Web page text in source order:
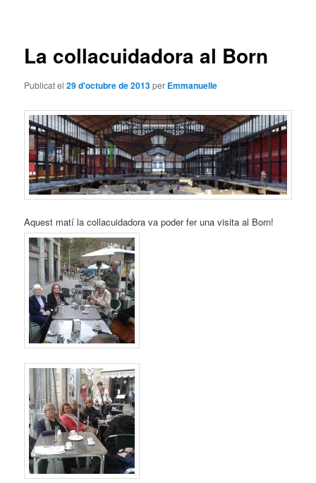
La collacuidadora al Born
Publicat el29 d'octubre de 2013per Emmanuelle
Aquest matí la collacuidadora va poder fer una visita al Born!